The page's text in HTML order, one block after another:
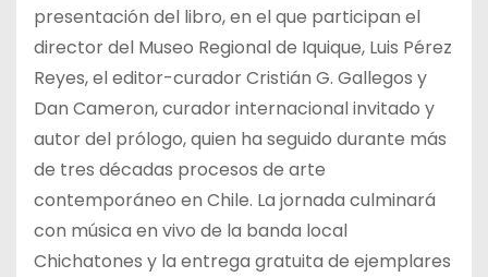
presentación del libro, en el que participan el
director del Museo Regional de Iquique, Luis Pérez
Reyes, el editor-curador Cristián G. Gallegos y
Dan Cameron, curador internacional invitado y
autor del prólogo, quien ha seguido durante más
de tres décadas procesos de arte
contemporáneo en Chile. La jornada culminará
con música en vivo de la banda local
Chichatones y la entrega gratuita de ejemplares